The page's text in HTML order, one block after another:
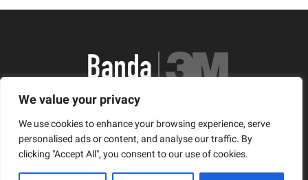
We value your privacy
We use cookies to enhance your browsing experience, serve
personalised ads or content, and analyse our traffic. By
clicking "Accept All", you consent to our use of cookies.
România, Arad, Calea Timisorii, Nr. 11
© Copyright 2021 | Banda3M.ro
Facebook
TwitterInstagram